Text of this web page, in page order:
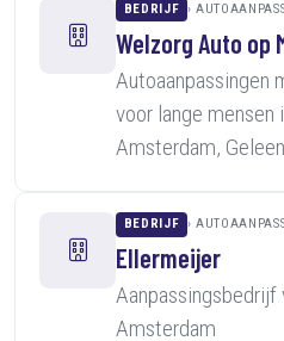
BEDRIJF
Welzorg Auto op
Autoaanpassingen
voor lange mensen
Amsterdam,
BEDRIJF
Ellermeijer
Aanpassingsbedrijf
Amsterdam